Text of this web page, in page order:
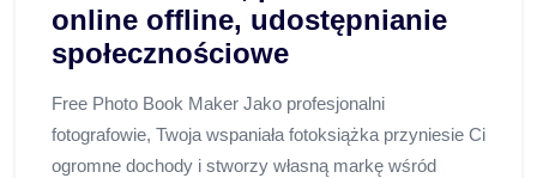
online offline, udostępnianie
społecznościowe
Free Photo Book Maker Jako profesjonalni
fotografowie, Twoja wspaniała fotoksiążka przyniesie Ci
ogromne dochody i stworzy własną markę wśród